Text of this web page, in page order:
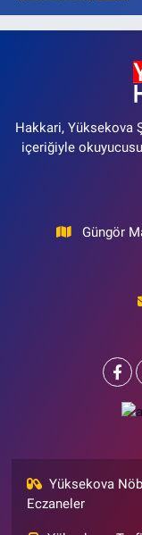
Hakkari, Yüksekova
içeriğiyle
Güngör
Yüksekova
Eczaneler